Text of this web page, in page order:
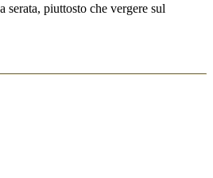
serata, piuttosto che vergere sul